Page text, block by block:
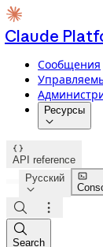
Claude
Сообщения
Ресурсы


API reference
Русский





Search